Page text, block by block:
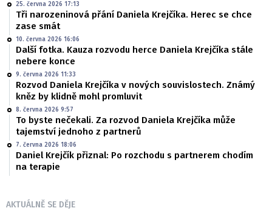
25. června 2026 17:13
Tři narozeninová přání Daniela Krejčíka. Herec se chce
zase smát
10. června 2026 16:06
Další fotka. Kauza rozvodu herce Daniela Krejčíka stále
nebere konce
9. června 2026 11:33
Rozvod Daniela Krejčíka v nových souvislostech. Známý
kněz by klidně mohl promluvit
8. června 2026 9:57
To byste nečekali. Za rozvod Daniela Krejčíka může
tajemství jednoho z partnerů
7. června 2026 18:06
Daniel Krejčík přiznal: Po rozchodu s partnerem chodím
na terapie
AKTUÁLNĚ SE DĚJE